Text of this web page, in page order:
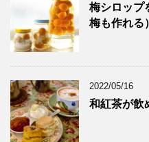
梅シロップ
梅も作れる）
2022/05/16
和紅茶が飲